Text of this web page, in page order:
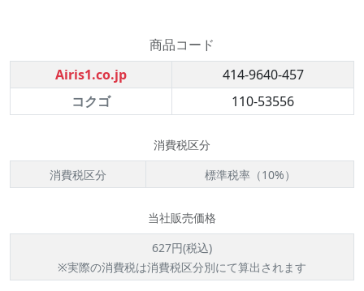
商品コード
Airis1.co.jp
414-9640-457
コクゴ
110-53556
消費税区分
消費税区分
標準税率（10%）
当社販売価格
627円(税込)
※実際の消費税は消費税区分別にて算出されます